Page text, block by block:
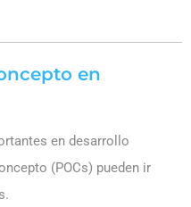
en
en desarrollo
(POCs) pueden ir